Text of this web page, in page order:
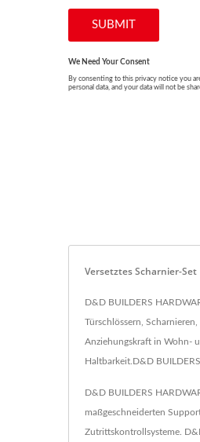
Versetztes Scharnier-
D&D BUILDERS
Türschlössern,
Anziehungskraft in Wohn-
Haltbarkeit.D&D
D&D BUILDERS
maßgeschneiderten
Zutrittskontrollsysteme.